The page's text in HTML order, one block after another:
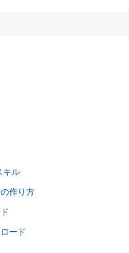
キル
作り方
ード